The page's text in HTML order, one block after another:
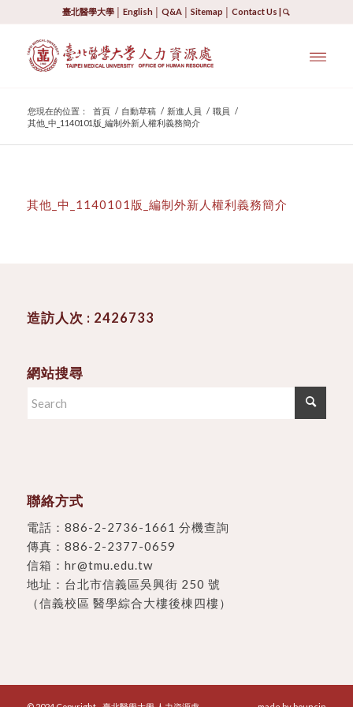
臺北醫學大學 │English │Q&A │Sitemap │Contact Us |
您現在的位置： 首頁 / 自動草稿 / 新進人員 / 職員 /
其他_中_1140101版_編制外新人權利義務簡介
其他_中_1140101版_編制外新人權利義務簡介
造訪人次 : 2426733
網站搜尋
聯絡方式
電話： 886-2-2736-1661 分機查詢
傳真：886-2-2377-0659
信箱： hr@tmu.edu.tw
地址： 台北市信義區吳興街 250 號
（信義校區 醫學綜合大樓後棟四樓）